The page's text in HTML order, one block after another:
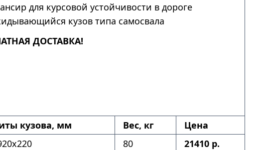
для курсовой устойчивости в дороге
кузов типа самосвала
ДОСТАВКА!
кузова, мм Вес, кг
Цена
80
21410 р.